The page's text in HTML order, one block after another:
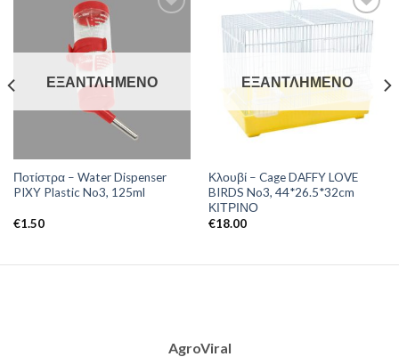
ΕΞΑΝΤΛΗΜΈΝΟ
Ποτίστρα – Water Dispenser
PIXY Plastic No3, 125ml
€1.50
ΕΞΑΝΤΛΗΜΈΝΟ
Κλουβί – Cage DAFFY LOVE
BIRDS No3, 44*26.5*32cm
ΚΙΤΡΙΝΟ
€18.00
AgroViral